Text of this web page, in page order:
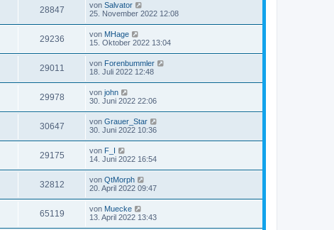
28847 von Salvator
25. November 2022 12:08
29236 von MHage
15. Oktober 2022 13:04
29011 von Forenbummler
18. Juli 2022 12:48
29978 von john
30. Juni 2022 22:06
30647 von Grauer_Star
30. Juni 2022 10:36
29175 von F_I
14. Juni 2022 16:54
32812 von QtMorph
20. April 2022 09:47
65119 von Muecke
13. April 2022 13:43